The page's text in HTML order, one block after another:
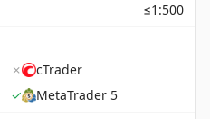
≤1:500
✗
cTrader
✓
MetaTrader 5